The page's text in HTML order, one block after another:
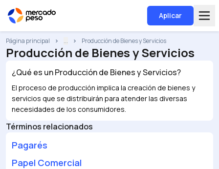
Aplicar
Página principal ... Producción de Bienes y Servicios
Producción de Bienes y Servicios
¿Qué es unProducción de Bienes y Servicios?
El proceso de producción implica la creación de bienes y
servicios que se distribuirán para atender las diversas
necesidades de los consumidores.
Términos relacionados
Pagarés
Papel Comercial